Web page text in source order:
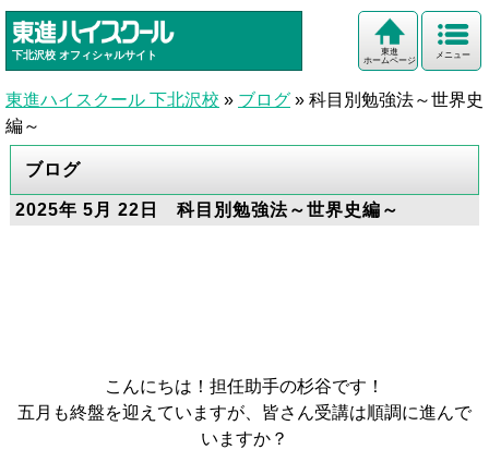
下北沢校 オフィシャルサイト メニュー
東進
ホームページ
東進ハイスクール 下北沢校 » ブログ » 科目別勉強法～世界史
編～
ブログ
2025年 5月 22日 科目別勉強法～世界史編～
こんにちは！担任助手の杉谷です！
五月も終盤を迎えていますが、皆さん受講は順調に進んで
いますか？